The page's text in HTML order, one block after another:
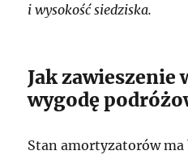
i wysokość siedziska.
Jak zawieszenie
wygodę
Stan amortyzatorów ma